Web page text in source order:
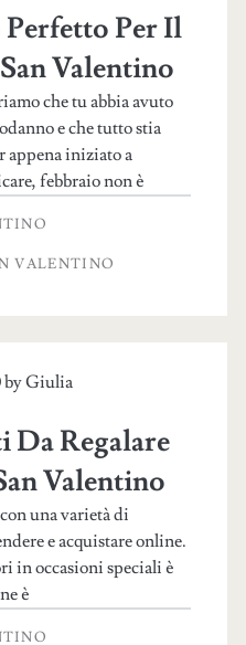
Per Il
Valentino
che tu abbia avuto
e che tutto stia
appena iniziato a
febbraio non è
VALENTINO
byGiulia
Regalare
Valentino
una varietà di
e acquistare online.
in occasioni speciali è
è